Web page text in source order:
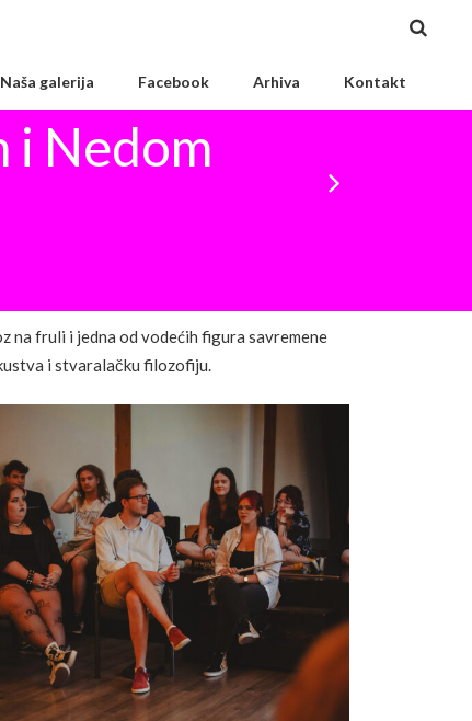
Naša galerija Facebook Arhiva Kontakt
i Nedom
na fruli i jedna od vodećih figura savremene
i stvaralačku filozofiju.